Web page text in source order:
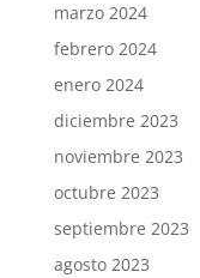
marzo 2024
febrero 2024
enero 2024
diciembre 2023
noviembre 2023
octubre 2023
septiembre 2023
agosto 2023